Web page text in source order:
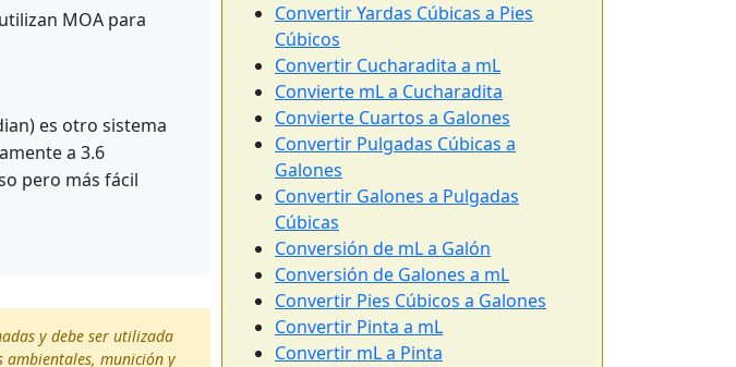
MOA para
es otro sistema
a 3.6
pero más fácil
y debe ser utilizada
ambientales, munición y
Convertir Yardas Cúbicas a Pies
Cúbicos
Convertir Cucharadita a mL
Convierte mL a Cucharadita
Convierte Cuartos a Galones
Convertir Pulgadas Cúbicas a
Galones
Convertir Galones a Pulgadas
Cúbicas
Conversión de mL a Galón
Conversión de Galones a mL
Convertir Pies Cúbicos a Galones
Convertir Pinta a mL
Convertir mL a Pinta